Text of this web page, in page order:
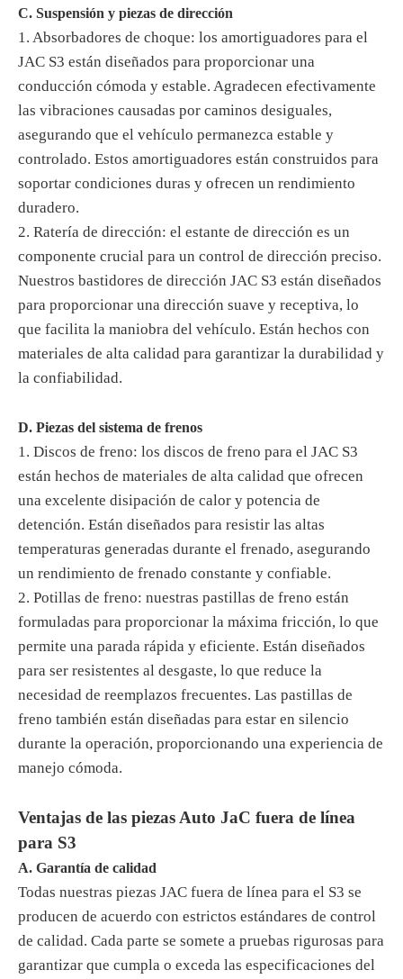
C. Suspensión y piezas de dirección
1. Absorbadores de choque: los amortiguadores para el
JAC S3 están diseñados para proporcionar una
conducción cómoda y estable. Agradecen efectivamente
las vibraciones causadas por caminos desiguales,
asegurando que el vehículo permanezca estable y
controlado. Estos amortiguadores están construidos para
soportar condiciones duras y ofrecen un rendimiento
duradero.
2. Ratería de dirección: el estante de dirección es un
componente crucial para un control de dirección preciso.
Nuestros bastidores de dirección JAC S3 están diseñados
para proporcionar una dirección suave y receptiva, lo
que facilita la maniobra del vehículo. Están hechos con
materiales de alta calidad para garantizar la durabilidad y
la confiabilidad.
D. Piezas del sistema de frenos
1. Discos de freno: los discos de freno para el JAC S3
están hechos de materiales de alta calidad que ofrecen
una excelente disipación de calor y potencia de
detención. Están diseñados para resistir las altas
temperaturas generadas durante el frenado, asegurando
un rendimiento de frenado constante y confiable.
2. Potillas de freno: nuestras pastillas de freno están
formuladas para proporcionar la máxima fricción, lo que
permite una parada rápida y eficiente. Están diseñados
para ser resistentes al desgaste, lo que reduce la
necesidad de reemplazos frecuentes. Las pastillas de
freno también están diseñadas para estar en silencio
durante la operación, proporcionando una experiencia de
manejo cómoda.
Ventajas de las piezas Auto JaC fuera de línea
para S3
A. Garantía de calidad
Todas nuestras piezas JAC fuera de línea para el S3 se
producen de acuerdo con estrictos estándares de control
de calidad. Cada parte se somete a pruebas rigurosas para
garantizar que cumpla o exceda las especificaciones del